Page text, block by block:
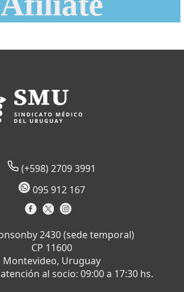
(+598) 2709 3991
095 912 167
2430 (sede temporal)
CP 11600
Montevideo, Uruguay
al socio: 09:00 a 17:30 hs.